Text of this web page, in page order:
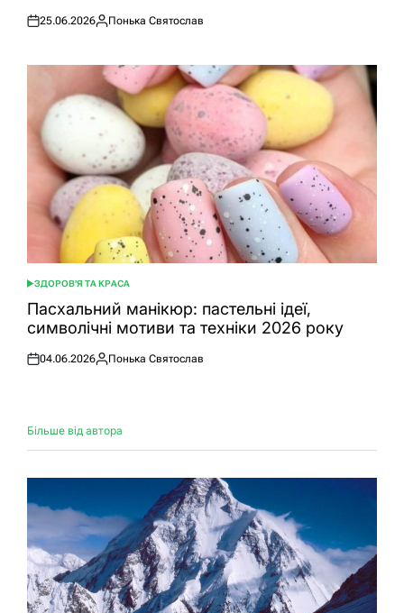
Оприлюднено
25.06.2026
Опубліковано
Понька Святослав
ОПУБЛІКУВАТИ
У
ЗДОРОВ'Я ТА КРАСА
Пасхальний манікюр: пастельні ідеї,
символічні мотиви та техніки 2026 року
Оприлюднено
04.06.2026
Опубліковано
Понька Святослав
Більше від автора